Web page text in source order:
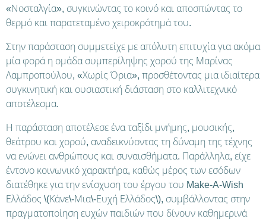
«Νοσταλγία», συγκινώντας το κοινό και αποσπώντας το
θερμό και παρατεταμένο χειροκρότημά του.
Στην παράσταση συμμετείχε με απόλυτη επιτυχία για ακόμα
μία φορά η ομάδα συμπερίληψης χορού της Μαρίνας
Λαμπροπούλου, «Χωρίς Όρια», προσθέτοντας μια ιδιαίτερα
συγκινητική και ουσιαστική διάσταση στο καλλιτεχνικό
αποτέλεσμα.
Η παράσταση αποτέλεσε ένα ταξίδι μνήμης, μουσικής,
θεάτρου και χορού, αναδεικνύοντας τη δύναμη της τέχνης
να ενώνει ανθρώπους και συναισθήματα. Παράλληλα, είχε
έντονο κοινωνικό χαρακτήρα, καθώς μέρος των εσόδων
διατέθηκε για την ενίσχυση του έργου του Make-A-Wish
Ελλάδος \(Κάνε\-Μια\-Ευχή Ελλάδος\), συμβάλλοντας στην
πραγματοποίηση ευχών παιδιών που δίνουν καθημερινά